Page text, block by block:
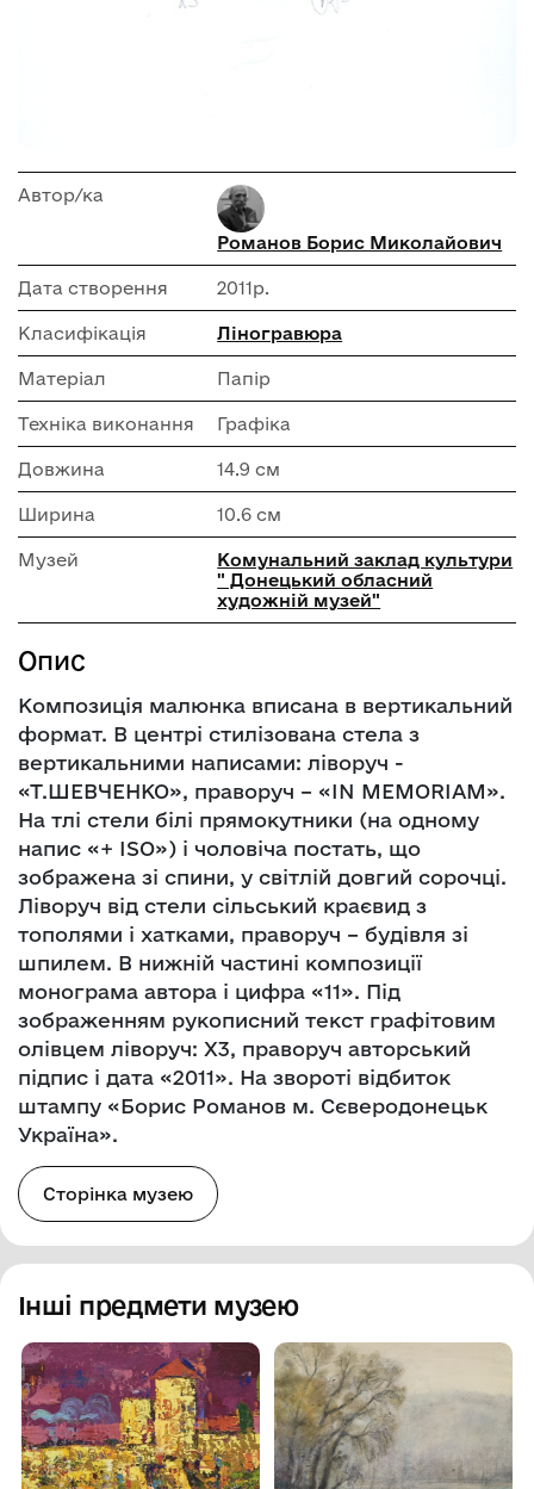
Автор/ка
Романов Борис Миколайович
Дата створення 2011р.
Класифікація Ліногравюра
Матеріал Папір
Техніка виконання Графіка
Довжина 14.9 см
Ширина 10.6 см
Музей
Комунальний заклад культури
" Донецький обласний
художній музей"
Опис
Композиція малюнка вписана в вертикальний
формат. В центрі стилізована стела з
вертикальними написами: ліворуч -
«Т.ШЕВЧЕНКО», праворуч – «IN MEMORIAM».
На тлі стели білі прямокутники (на одному
напис «+ ISO») і чоловіча постать, що
зображена зі спини, у світлій довгий сорочці.
Ліворуч від стели сільський краєвид з
тополями і хатками, праворуч – будівля зі
шпилем. В нижній частині композиції
монограма автора і цифра «11». Під
зображенням рукописний текст графітовим
олівцем ліворуч: Х3, праворуч авторський
підпис і дата «2011». На звороті відбиток
штампу «Борис Романов м. Сєверодонецьк
Україна».
Сторінка музею
Інші предмети музею